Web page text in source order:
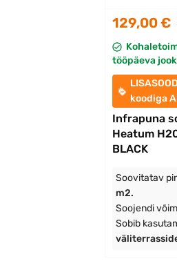
129,00 €
tööpäeva
koodiga
Infrapuna
Heatum
BLACK
Soovitatav
m2.
Soojendi
Sobib